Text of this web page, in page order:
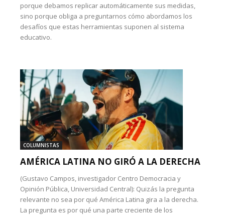
porque debamos replicar automáticamente sus medidas,
sino porque obliga a preguntarnos cómo abordamos los
desafíos que estas herramientas suponen al sistema
educativo.
COLUMNISTAS
AMÉRICA LATINA NO GIRÓ A LA DERECHA
(Gustavo Campos, investigador Centro Democracia y
Opinión Pública, Universidad Central): Quizás la pregunta
relevante no sea por qué América Latina gira a la derecha.
La pregunta es por qué una parte creciente de los